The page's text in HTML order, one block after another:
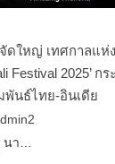
ใหญ่ เทศกาลแห่ง
Festival 2025’ ก
พันธ์ไทย-อินเดีย
นา…